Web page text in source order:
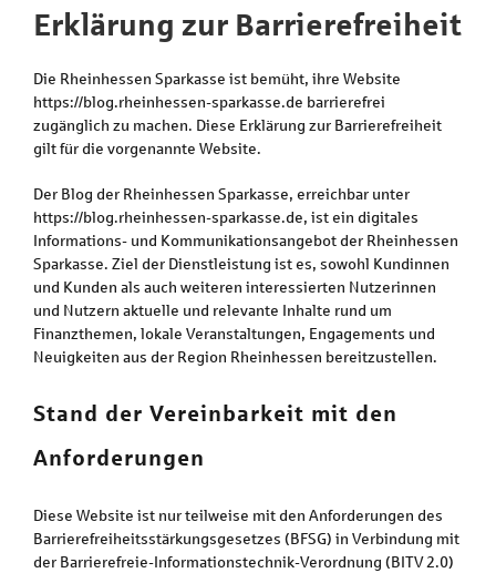
Erklärung zur Barrierefreiheit
Die Rheinhessen Sparkasse ist bemüht, ihre Website
https://blog.rheinhessen-sparkasse.de barrierefrei
zugänglich zu machen. Diese Erklärung zur Barrierefreiheit
gilt für die vorgenannte Website.
Der Blog der Rheinhessen Sparkasse, erreichbar unter
https://blog.rheinhessen-sparkasse.de, ist ein digitales
Informations- und Kommunikationsangebot der Rheinhessen
Sparkasse. Ziel der Dienstleistung ist es, sowohl Kundinnen
und Kunden als auch weiteren interessierten Nutzerinnen
und Nutzern aktuelle und relevante Inhalte rund um
Finanzthemen, lokale Veranstaltungen, Engagements und
Neuigkeiten aus der Region Rheinhessen bereitzustellen.
Stand der Vereinbarkeit mit den
Anforderungen
Diese Website ist nur teilweise mit den Anforderungen des
Barrierefreiheitsstärkungsgesetzes (BFSG) in Verbindung mit
der Barrierefreie-Informationstechnik-Verordnung (BITV 2.0)